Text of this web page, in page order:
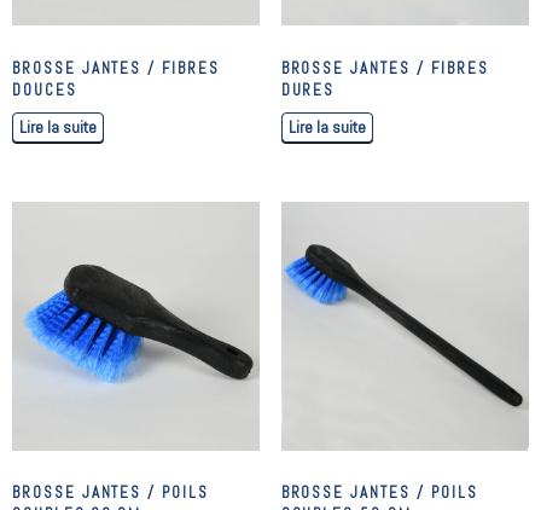
BROSSE JANTES / FIBRES
DOUCES
Lire la suite
BROSSE JANTES / FIBRES
DURES
Lire la suite
BROSSE JANTES / POILS
BROSSE JANTES / POILS